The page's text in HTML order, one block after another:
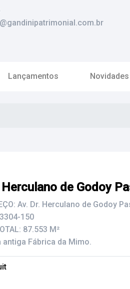
Lançamentos Novidades
Herculano de Godoy
Av. Dr. Herculano de Godoy
150
87.553 M²
antiga Fábrica da Mimo.